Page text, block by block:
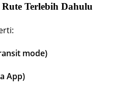
Terlebih Dahulu
mode)
App)